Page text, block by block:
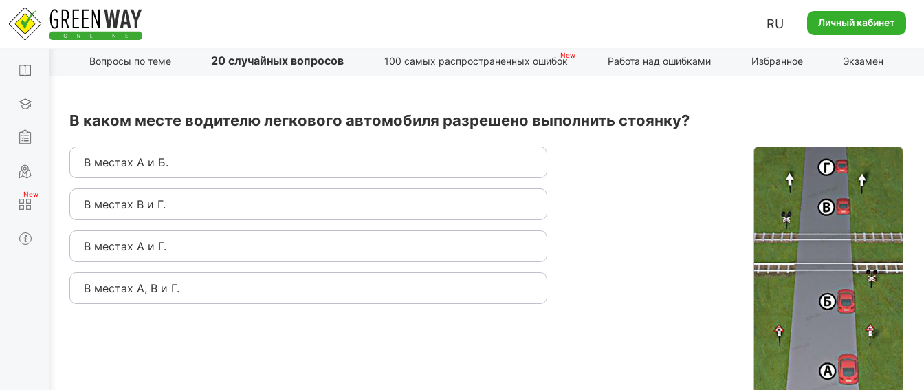
RU Личный кабинет
Вопросы по теме 20 случайных вопросов 100 самых распространенных ошибок Работа над ошибками Избранное Экзамен
В каком месте водителю легкового автомобиля разрешено выполнить стоянку?
В местах А и Б.
В местах В и Г.
В местах А и Г.
В местах А, В и Г.